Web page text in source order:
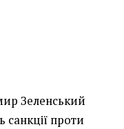
Зеленський
проти